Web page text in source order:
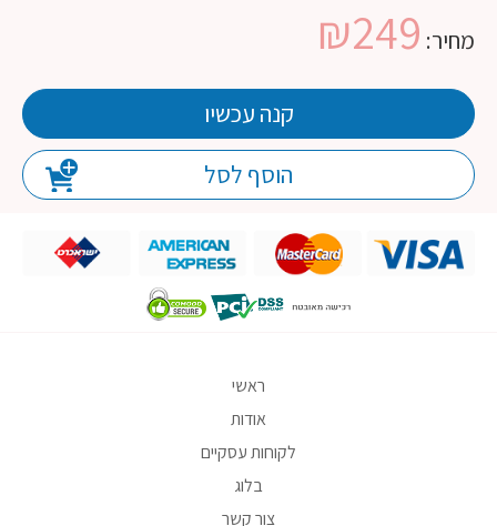
מחיר: ₪249
קנה עכשיו
הוסף לסל
ראשי
אודות
לקוחות עסקיים
בלוג
צור קשר